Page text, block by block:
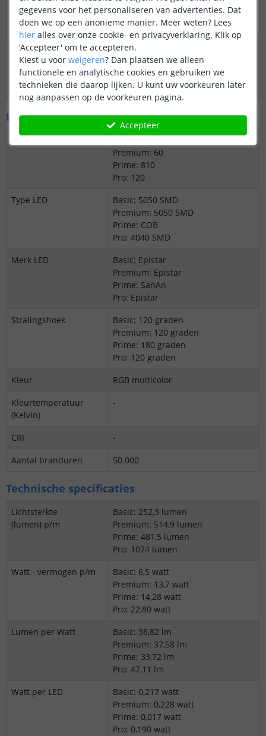
Premium: elke 5 cm
Prime: 2,5 cm
Pro: elke 5 cm
Datasheet
Basic:
Premium:Download
Prime:Download
Pro:Download
LED's en licht
Premium: 60
Prime: 810
Pro: 120
Type LED
Basic: 5050 SMD
Premium: 5050 SMD
Prime: COB
Pro: 4040 SMD
Merk LED
Basic: Epistar
Premium: Epistar
Prime: SanAn
Pro: Epistar
Stralingshoek
Basic: 120 graden
Premium: 120 graden
Prime: 180 graden
Pro: 120 graden
Kleur
RGB multicolor
Kleurtemperatuur
(Kelvin)
-
CRI
-
Aantal branduren
50.000
Technische specificaties
Lichtsterkte
(lumen) p/m
Basic: 252,3 lumen
Premium: 514,9 lumen
Prime: 481,5 lumen
Pro: 1074 lumen
Watt - vermogen p/m
Basic: 6,5 watt
Premium: 13,7 watt
Prime: 14,28 watt
Pro: 22,80 watt
Lumen per Watt
Basic: 38,82 lm
Premium: 37,58 lm
Prime: 33,72 lm
Pro: 47,11 lm
Watt per LED
Basic: 0,217 watt
Premium: 0,228 watt
Prime: 0,017 watt
Pro: 0,190 watt
gegevens voor het personaliseren van advertenties. Dat
doen we op een anonieme manier. Meer weten? Lees
hier alles over onze cookie- en privacyverklaring. Klik op
'Accepteer' om te accepteren.
Kiest u voor weigeren? Dan plaatsen we alleen
functionele en analytische cookies en gebruiken we
technieken die daarop lijken. U kunt uw voorkeuren later
nog aanpassen op de voorkeuren pagina.
Accepteer